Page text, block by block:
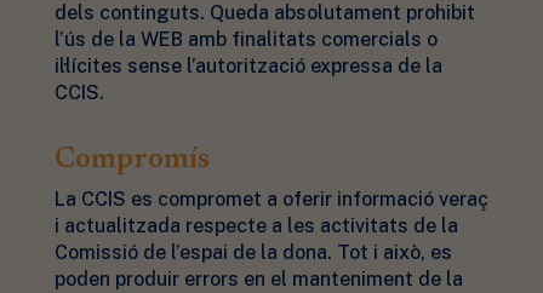
dels continguts. Queda absolutament prohibit
l’ús de la WEB amb finalitats comercials o
il·lícites sense l’autorització expressa de la
CCIS.
Compromís
La CCIS es compromet a oferir informació veraç
i actualitzada respecte a les activitats de la
Comissió de l’espai de la dona. Tot i això, es
poden produir errors en el manteniment de la